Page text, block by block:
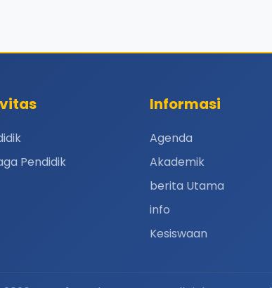
Pendidik
Informasi
Agenda
Akademik
berita Utama
info
Kesiswaan